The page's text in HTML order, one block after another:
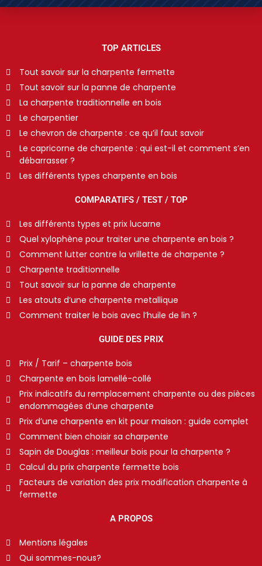
TOP ARTICLES
Tout savoir sur la charpente fermette
Tout savoir sur la panne de charpente
La charpente traditionnelle en bois
Le charpentier
Le chevron de charpente : ce qu’il faut savoir
Le capricorne de charpente : qui est-il et comment s’en
débarrasser ?
Les différents types charpente en bois
COMPARATIFS / TEST / TOP
Les différents types et prix lucarne
Quel xylophène pour traiter une charpente en bois ?
Comment lutter contre la vrillette de charpente ?
Charpente traditionnelle
Tout savoir sur la panne de charpente
Les atouts d’une charpente metallique
Comment traiter le bois avec l’huile de lin ?
GUIDE DES PRIX
Prix / Tarif – charpente bois
Charpente en bois lamellé-collé
Prix indicatifs du remplacement charpente ou des pièces
endommagées d’une charpente
Prix d’une charpente en kit pour maison : guide complet
Comment bien choisir sa charpente
Sapin de Douglas : meilleur bois pour la charpente ?
Calcul du prix charpente fermette bois
Facteurs de variation des prix modification charpente à
fermette
A PROPOS
Mentions légales
Qui sommes-nous?